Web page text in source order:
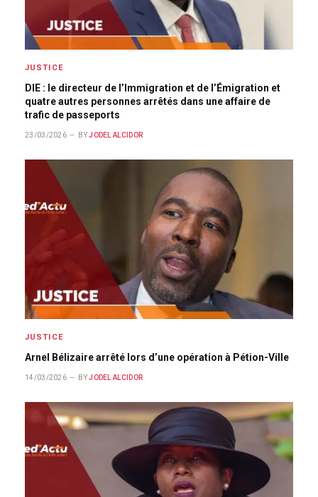
JUSTICE
DIE : le directeur de l’Immigration et de l’Émigration et
quatre autres personnes arrêtés dans une affaire de
trafic de passeports
23/03/2026 BY JODEL ALCIDOR
JUSTICE
Arnel Bélizaire arrêté lors d’une opération à Pétion-Ville
14/03/2026 BY JODEL ALCIDOR